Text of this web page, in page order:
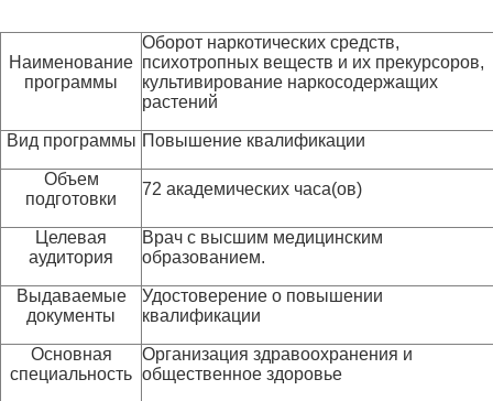
Наименование
программы
Оборот наркотических средств,
психотропных веществ и их прекурсоров,
культивирование наркосодержащих
растений
Вид программы Повышение квалификации
Объем
подготовки
72 академических часа(ов)
Целевая
аудитория
Врач с высшим медицинским
образованием.
Выдаваемые
документы
Удостоверение о повышении
квалификации
Основная
специальность
Организация здравоохранения и
общественное здоровье